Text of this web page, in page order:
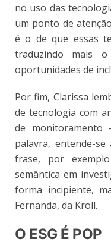
no uso das
um ponto de
é o de que essas
traduzindo mais o
oportunidades de
Por fim, Clarissa
de tecnologia com
de monitoramento
palavra, entende-
frase, por
semântica em
forma incipiente,
Fernanda, da Kroll.
O ESG É POP